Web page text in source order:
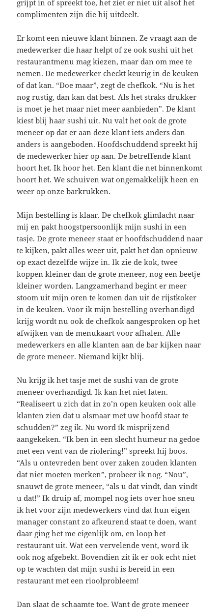
grijpt in of spreekt toe, het ziet er niet uit alsof het
complimenten zijn die hij uitdeelt.
Er komt een nieuwe klant binnen. Ze vraagt aan de
medewerker die haar helpt of ze ook sushi uit het
restaurantmenu mag kiezen, maar dan om mee te
nemen. De medewerker checkt keurig in de keuken
of dat kan. “Doe maar”, zegt de chefkok. “Nu is het
nog rustig, dan kan dat best. Als het straks drukker
is moet je het maar niet meer aanbieden”. De klant
kiest blij haar sushi uit. Nu valt het ook de grote
meneer op dat er aan deze klant iets anders dan
anders is aangeboden. Hoofdschuddend spreekt hij
de medewerker hier op aan. De betreffende klant
hoort het. Ik hoor het. Een klant die net binnenkomt
hoort het. We schuiven wat ongemakkelijk heen en
weer op onze barkrukken.
Mijn bestelling is klaar. De chefkok glimlacht naar
mij en pakt hoogstpersoonlijk mijn sushi in een
tasje. De grote meneer staat er hoofdschuddend naar
te kijken, pakt alles weer uit, pakt het dan opnieuw
op exact dezelfde wijze in. Ik zie de kok, twee
koppen kleiner dan de grote meneer, nog een beetje
kleiner worden. Langzamerhand begint er meer
stoom uit mijn oren te komen dan uit de rijstkoker
in de keuken. Voor ik mijn bestelling overhandigd
krijg wordt nu ook de chefkok aangesproken op het
afwijken van de menukaart voor afhalen. Alle
medewerkers en alle klanten aan de bar kijken naar
de grote meneer. Niemand kijkt blij.
Nu krijg ik het tasje met de sushi van de grote
meneer overhandigd. Ik kan het niet laten.
“Realiseert u zich dat in zo’n open keuken ook alle
klanten zien dat u alsmaar met uw hoofd staat te
schudden?” zeg ik. Nu word ík misprijzend
aangekeken. “Ik ben in een slecht humeur na gedoe
met een vent van de riolering!” spreekt hij boos.
“Als u ontevreden bent over zaken zouden klanten
dat niet moeten merken”, probeer ik nog. “Nou”,
snauwt de grote meneer, “als u dat vindt, dan vindt
u dat!” Ik druip af, mompel nog iets over hoe sneu
ik het voor zijn medewerkers vind dat hun eigen
manager constant zo afkeurend staat te doen, want
daar ging het me eigenlijk om, en loop het
restaurant uit. Wat een vervelende vent, word ik
ook nog afgebekt. Bovendien zit ik er ook echt niet
op te wachten dat mijn sushi is bereid in een
restaurant met een rioolprobleem!
Dan slaat de schaamte toe. Want de grote meneer